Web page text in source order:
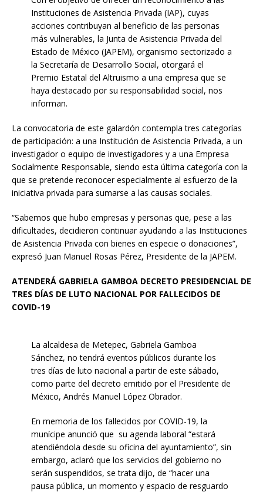
Instituciones de Asistencia Privada (IAP), cuyas
acciones contribuyan al beneficio de las personas
más vulnerables, la Junta de Asistencia Privada del
Estado de México (JAPEM), organismo sectorizado a
la Secretaría de Desarrollo Social, otorgará el
Premio Estatal del Altruismo a una empresa que se
haya destacado por su responsabilidad social, nos
informan.
La convocatoria de este galardón contempla tres categorías
de participación: a una Institución de Asistencia Privada, a un
investigador o equipo de investigadores y a una Empresa
Socialmente Responsable, siendo esta última categoría con la
que se pretende reconocer especialmente al esfuerzo de la
iniciativa privada para sumarse a las causas sociales.
“Sabemos que hubo empresas y personas que, pese a las
dificultades, decidieron continuar ayudando a las Instituciones
de Asistencia Privada con bienes en especie o donaciones”,
expresó Juan Manuel Rosas Pérez, Presidente de la JAPEM.
ATENDERÁ GABRIELA GAMBOA DECRETO PRESIDENCIAL DE
TRES DÍAS DE LUTO NACIONAL POR FALLECIDOS DE
COVID-19
La alcaldesa de Metepec, Gabriela Gamboa
Sánchez, no tendrá eventos públicos durante los
tres días de luto nacional a partir de este sábado,
como parte del decreto emitido por el Presidente de
México, Andrés Manuel López Obrador.
En memoria de los fallecidos por COVID-19, la
munícipe anunció que su agenda laboral “estará
atendiéndola desde su oficina del ayuntamiento”, sin
embargo, aclaró que los servicios del gobierno no
serán suspendidos, se trata dijo, de “hacer una
pausa pública, un momento y espacio de resguardo